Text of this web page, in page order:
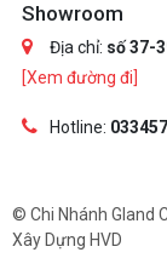
Showroom
Địa chỉ: số 37-
[Xem đường đi]
Hotline:
© Chi Nhánh Gland
Xây Dựng HVD